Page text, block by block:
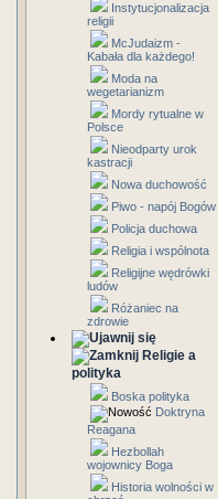
Instytucjonalizacja
religii
McJudaizm -
Kabała dla każdego!
Moda na
wegetarianizm
Mordy rytualne w
Polsce
Nieodparty urok
kastracji
Nowa duchowość
Piwo - napój Bogów
Policja duchowa
Religia i wspólnota
Religijne wędrówki
ludów
Różaniec na
zdrowie
Religie a
polityka
Boska polityka
Doktryna
Reagana
Hezbollah
wojownicy Boga
Historia wolności w